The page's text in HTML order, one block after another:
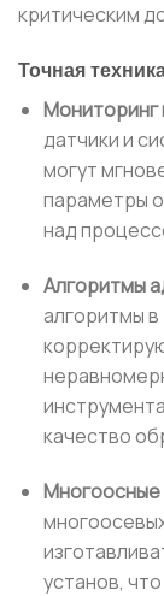
критическим
Точная
Мониторинг
датчики и
могут
параметры
над
Алгоритмы
алгоритмы
качество
установ,